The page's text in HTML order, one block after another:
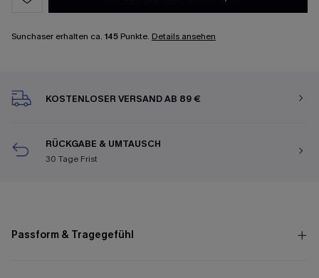
Sunchaser erhalten ca. 145 Punkte. Details ansehen
KOSTENLOSER VERSAND AB 89 €
RÜCKGABE & UMTAUSCH
30 Tage Frist
Passform & Tragegefühl